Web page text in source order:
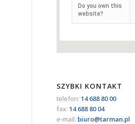
Do you own this
website?
SZYBKI KONTAKT
telefon:14 688 80 00
fax:14 688 80 04
e-mail: biuro@tarman.pl